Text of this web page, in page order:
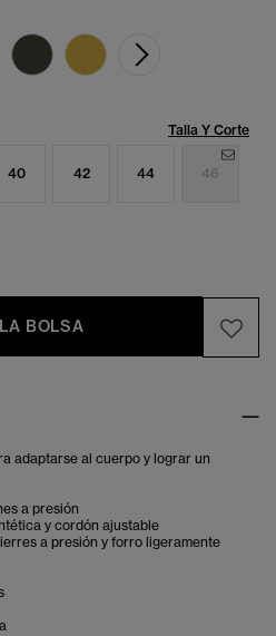
Talla Y Corte
40 42 44 46
BOLSA
adaptarse al cuerpo y lograr un
a presión
y cordón ajustable
a presión y forro ligeramente